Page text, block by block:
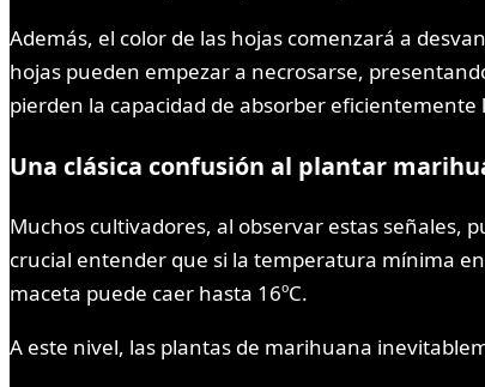
Además, el color de las hojas comenzará a
hojas pueden empezar a necrosarse,
pierden la capacidad de absorber
Una clásica confusión al plantar
Muchos cultivadores, al observar estas señales,
crucial entender que si la temperatura mínima
maceta puede caer hasta 16ºC.
A este nivel, las plantas de marihuana